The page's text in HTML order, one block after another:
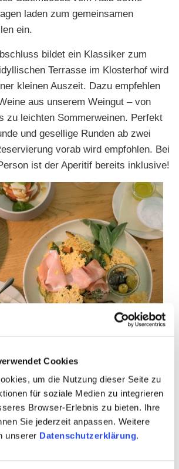
Cookies
um die Nutzung dieser Seite zu
für soziale Medien zu integrieren
Browser-Erlebnis zu bieten. Ihre
Sie jederzeit anpassen. Weitere
unserer Datenschutzerklärung.
laden zum gemeinsamen
ein.
bildet ein Klassiker zum
Terrasse im Klosterhof wird
kleinen Auszeit. Dazu empfehlen
aus unserem Weingut – von
zu leichten Sommerweinen. Perfekt
und gesellige Runden ab zwei
vorab wird empfohlen. Bei
ist der Aperitif bereits inklusive!